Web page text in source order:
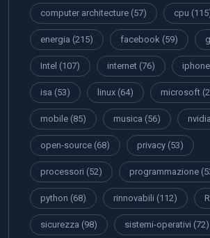
computer architecture (57) cpu
energia (215) facebook (59)
Intel (107) internet (76) iphone
isa (53) linux (64) microsoft
mobile (85) musica (56) nvidia
open-source (68) privacy (53)
processori (52) programmazione
python (68) rinnovabili (112)
sicurezza (98) sistemi-operativi (72)